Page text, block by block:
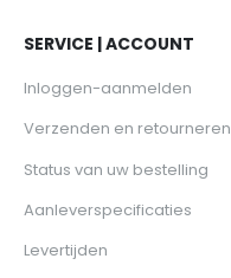
SERVICE | ACCOUNT
Inloggen-aanmelden
Verzenden en retourneren
Status van uw bestelling
Aanleverspecificaties
Levertijden